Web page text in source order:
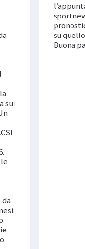
sui
su
Buona